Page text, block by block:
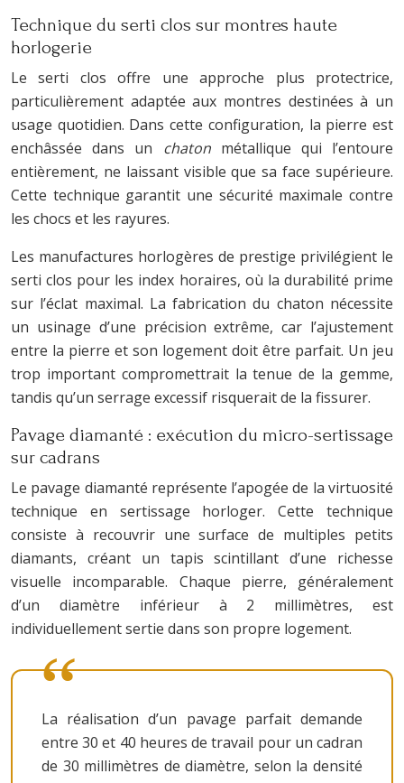
Technique du serti clos sur montres haute
horlogerie
Le serti clos offre une approche plus protectrice,
particulièrement adaptée aux montres destinées à un
usage quotidien. Dans cette configuration, la pierre est
enchâssée dans un chaton métallique qui l’entoure
entièrement, ne laissant visible que sa face supérieure.
Cette technique garantit une sécurité maximale contre
les chocs et les rayures.
Les manufactures horlogères de prestige privilégient le
serti clos pour les index horaires, où la durabilité prime
sur l’éclat maximal. La fabrication du chaton nécessite
un usinage d’une précision extrême, car l’ajustement
entre la pierre et son logement doit être parfait. Un jeu
trop important compromettrait la tenue de la gemme,
tandis qu’un serrage excessif risquerait de la fissurer.
Pavage diamanté : exécution du micro-sertissage
sur cadrans
Le pavage diamanté représente l’apogée de la virtuosité
technique en sertissage horloger. Cette technique
consiste à recouvrir une surface de multiples petits
diamants, créant un tapis scintillant d’une richesse
visuelle incomparable. Chaque pierre, généralement
d’un diamètre inférieur à 2 millimètres, est
individuellement sertie dans son propre logement.
La réalisation d’un pavage parfait demande
entre 30 et 40 heures de travail pour un cadran
de 30 millimètres de diamètre, selon la densité